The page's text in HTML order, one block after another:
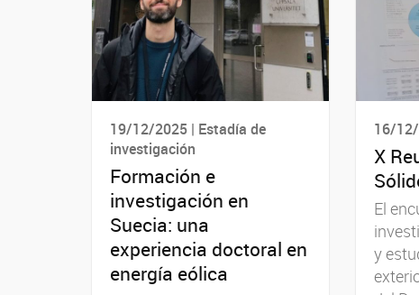
19/12/2025 | Estadía de
investigación
Formación e
investigación en
Suecia: una
experiencia doctoral en
energía eólica
16/
X
El
y